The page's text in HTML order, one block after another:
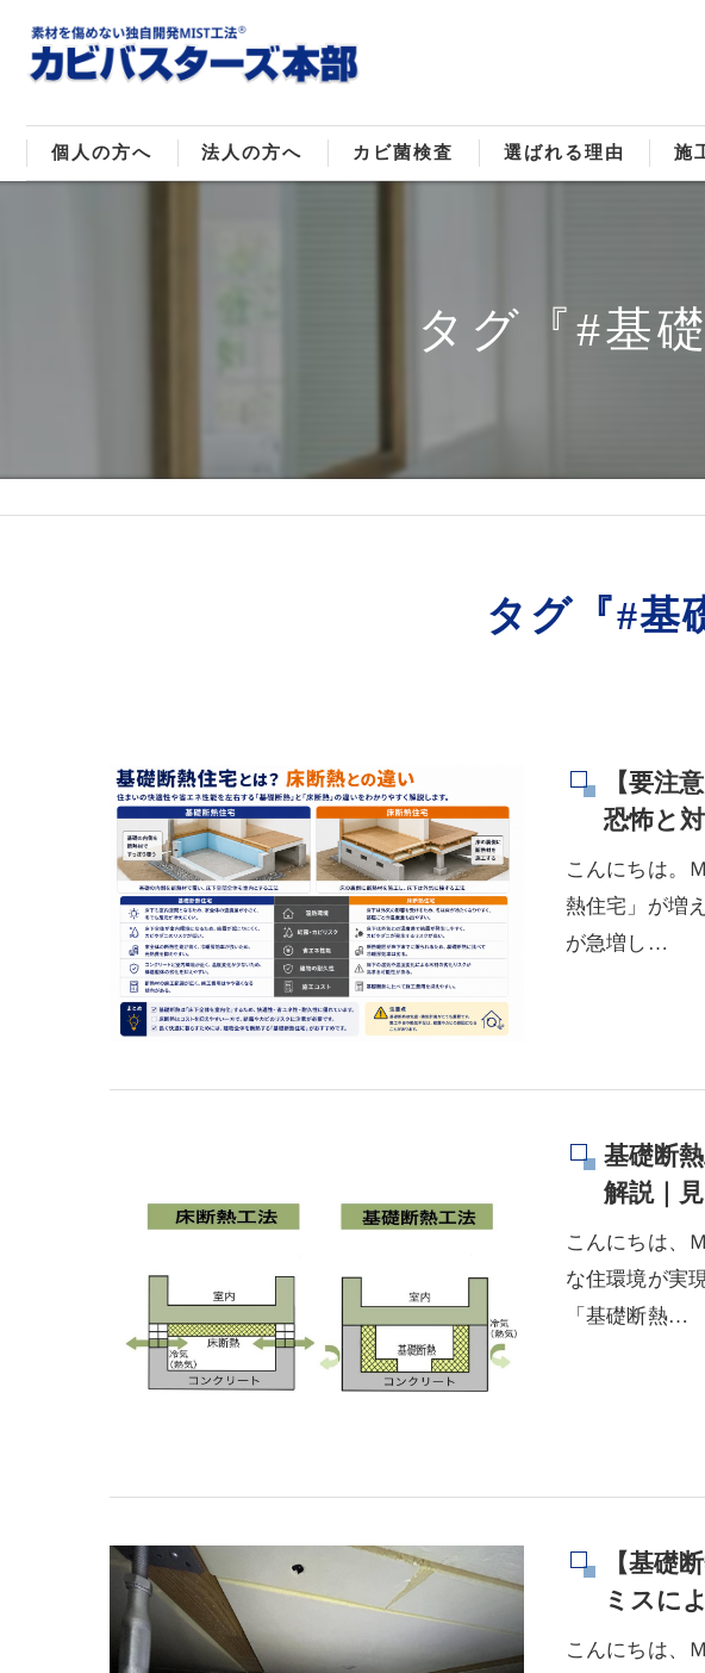
個人の方へ 法人の方へ
レジャー施設のカビ取り
カビ菌検査 選ばれる理由 施
タグ『#基
タグ『#基
【要注
恐怖と
こんにちは。
熱住宅」が増
が急増し…
基礎断
解説｜
こんにちは、
な住環境が実
「基礎断熱…
【基礎
ミスに
こんにちは、